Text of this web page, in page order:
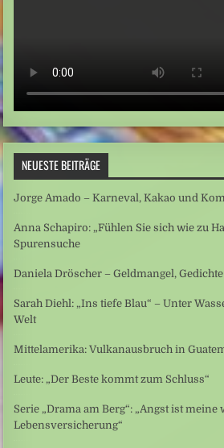
NEUESTE BEITRÄGE
Jorge Amado – Karneval, Kakao und
Anna Schapiro: „Fühlen Sie sich wie zu
Spurensuche
Daniela Dröscher – Geldmangel,
Sarah Diehl: „Ins tiefe Blau“ – Unter
Welt
Mittelamerika: Vulkanausbruch in
Leute: „Der Beste kommt zum Schluss“
Serie „Drama am Berg“: „Angst ist meine
Lebensversicherung“